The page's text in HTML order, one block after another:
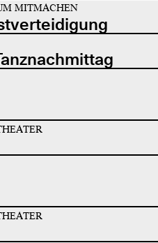
MITMACHEN